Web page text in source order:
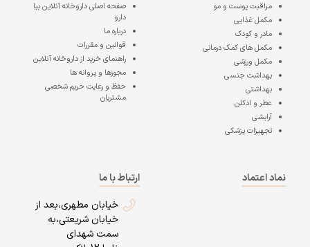
مراقبت پوست و مو
مکمل غذایی
مادر و کودک
مکمل های کمک درمانی
مکمل ورزشی
بهداشت جنسی
بهداشتی
عطر و ادکلن
آرایشی
تجهیزات پزشکی
صفحه اصلیداروخانه آنلاین بیا
دارو
درباره ما
قوانین و مقررات
راهنمای خرید از داروخانه آنلاین
مجوزها و پروانه ها
حفظ و رعایت حریم شخصی
مشتریان
نماد اعتماد
ارتباط با ما
خیابان مطهری،بعد از
خیابان شریعتی،به
سمت شهدای